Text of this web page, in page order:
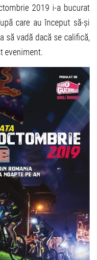
2019 i-a bucurat
care au început să-și
să vadă dacă se califică,
eveniment.